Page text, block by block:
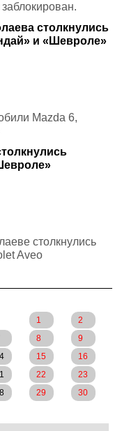
столкнулись
и «Шевроле»
Mazda 6,
столкнулись
Aveo
1
2
8
9
15
16
22
23
29
30